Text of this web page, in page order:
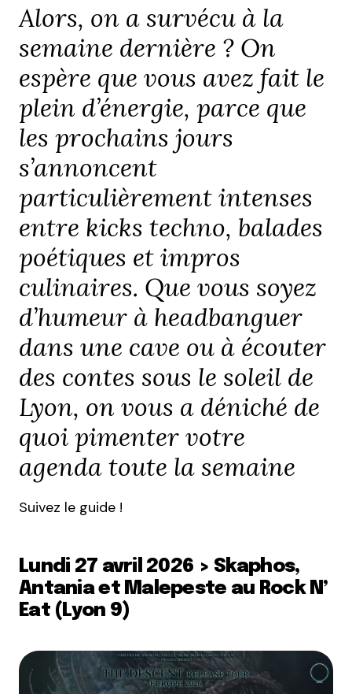
Alors, on a survécu à la
semaine dernière ? On
espère que vous avez fait le
plein d’énergie, parce que
les prochains jours
s’annoncent
particulièrement intenses
entre kicks techno, balades
poétiques et impros
culinaires. Que vous soyez
d’humeur à headbanguer
dans une cave ou à écouter
des contes sous le soleil de
Lyon, on vous a déniché de
quoi pimenter votre
agenda toute la semaine
Suivez le guide !
Lundi 27 avril 2026 > Skaphos,
Antania et Malepeste au Rock N’
Eat (Lyon 9)